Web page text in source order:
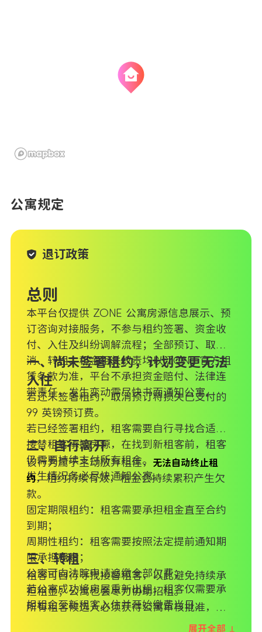
公寓规定
退订政策
总则
本平台仅提供 ZONE 公寓房源信息展示、预
订咨询对接服务，不参与租约签署、资金收
付、入住及纠纷调解流程；全部预订、取
消、转租、租金相关权责均以 ZONE 官方租
赁条款为准，平台不承担资金赔付、法律连
带责任，发生变动需尽快书面通知公寓。
一、尚未签署租约，计划变更无法
入住
若还未签署租约，取消预订将损失已支付的
99 英镑预订费。
若已经签署租约，租客需要自行寻找合适的
接替租客承接房源，在找到新租客前，租客
仍需要持续支付所有租金。
发生情况务必尽快通知公寓。
二、自行离开
该行为属于主动放弃租住，
无法自动终止租
约，租约持续有效，租金会持续累积产生欠
款。
固定期限租约：租客需要承担租金直至合约
到期；
周期性租约：租客需要按照法定提前通知期
限承担租金；
公寓可向法院申请追缴全部欠费；
若公寓成功将房屋重新出租，租客仅需要承
担租金至新租客入住并开始缴费当日。
三、转租
租客可自行寻找接替租客，以此避免持续承
担租金；公寓也会尽力协助招租。
所有租客候选人必须获得公寓审核批准，新
租客需要完成信用背景核查、提交全套所需
展开全部 ↓